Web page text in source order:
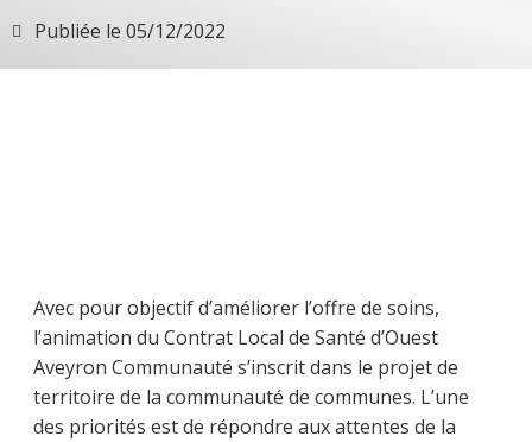
Publiée le 05/12/2022
Avec pour objectif d’améliorer l’offre de soins,
l’animation du Contrat Local de Santé d’Ouest
Aveyron Communauté s’inscrit dans le projet de
territoire de la communauté de communes. L’une
des priorités est de répondre aux attentes de la